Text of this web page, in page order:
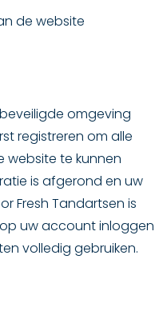
CAM
de website
omgeving
registreren om alle
te kunnen
is afgerond en uw
Fresh Tandartsen is
uw account inloggen
volledig gebruiken.